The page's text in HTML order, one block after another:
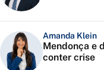
Amanda Klein
Mendonça e
conter crise